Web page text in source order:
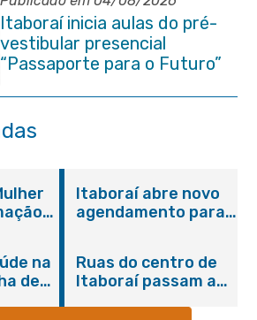
Itaboraí inicia aulas do pré-
vestibular presencial
“Passaporte para o Futuro”
e
Itaboraí abre novo
agendamento para
na
de
Ruas do centro de
Itaboraí passam a